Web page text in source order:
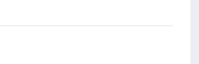
in modo radicale, con le sue invenzioni, il rapporto